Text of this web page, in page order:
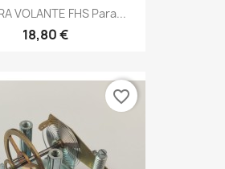
VOLANTE FHS Para...
18,80 €
favorite_border